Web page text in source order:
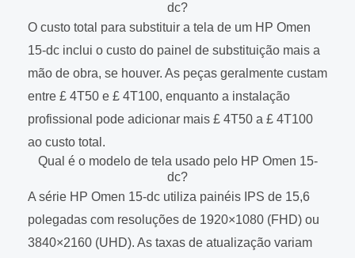
dc?
O custo total para substituir a tela de um HP Omen
15-dc inclui o custo do painel de substituição mais a
mão de obra, se houver. As peças geralmente custam
entre £ 4T50 e £ 4T100, enquanto a instalação
profissional pode adicionar mais £ 4T50 a £ 4T100
ao custo total.
Qual é o modelo de tela usado pelo HP Omen 15-
dc?
A série HP Omen 15-dc utiliza painéis IPS de 15,6
polegadas com resoluções de 1920×1080 (FHD) ou
3840×2160 (UHD). As taxas de atualização variam